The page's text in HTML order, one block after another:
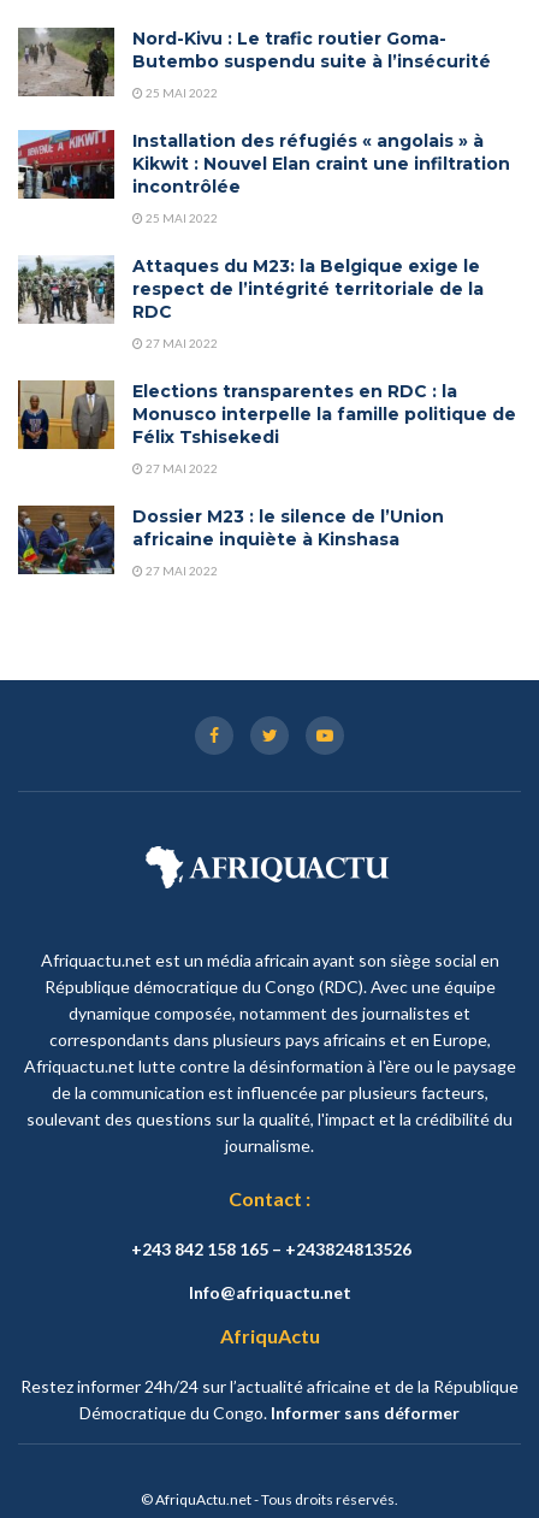
Nord-Kivu : Le trafic routier Goma-
Butembo suspendu suite à l’insécurité
25 MAI 2022
Installation des réfugiés « angolais » à
Kikwit : Nouvel Elan craint une infiltration
incontrôlée
25 MAI 2022
Attaques du M23: la Belgique exige le
respect de l’intégrité territoriale de la
RDC
27 MAI 2022
Elections transparentes en RDC : la
Monusco interpelle la famille politique de
Félix Tshisekedi
27 MAI 2022
Dossier M23 : le silence de l’Union
africaine inquiète à Kinshasa
27 MAI 2022
Afriquactu.net est un média africain ayant son siège social en
République démocratique du Congo (RDC). Avec une équipe
dynamique composée, notamment des journalistes et
correspondants dans plusieurs pays africains et en Europe,
Afriquactu.net lutte contre la désinformation à l'ère ou le paysage
de la communication est influencée par plusieurs facteurs,
soulevant des questions sur la qualité, l'impact et la crédibilité du
journalisme.
Contact :
+243 842 158 165 – +243824813526
Info@afriquactu.net
AfriquActu
Restez informer 24h/24 sur l’actualité africaine et de la République
Démocratique du Congo. Informer sans déformer
© AfriquActu.net - Tous droits réservés.